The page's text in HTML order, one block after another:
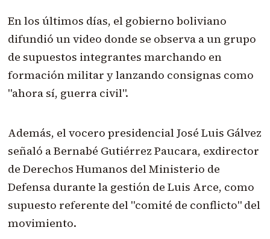
En los últimos días, el gobierno boliviano
difundió un video donde se observa a un grupo
de supuestos integrantes marchando en
formación militar y lanzando consignas como
"ahora sí, guerra civil".
Además, el vocero presidencial José Luis Gálvez
señaló a Bernabé Gutiérrez Paucara, exdirector
de Derechos Humanos del Ministerio de
Defensa durante la gestión de Luis Arce, como
supuesto referente del "comité de conflicto" del
movimiento.